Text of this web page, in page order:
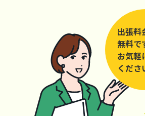
出張料
無料で
お気軽
くださ